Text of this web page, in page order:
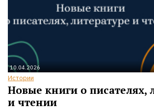
10.04.2026
Истории
Новые книги о писателях,
и чтении